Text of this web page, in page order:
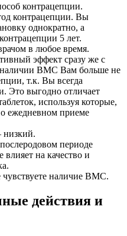
контрацепции.
контрацепции. Вы
однократно, а
5 лет.
в любое время.
эффект сразу же с
наличии ВМС Вам больше не
т.к. Вы всегда
Это выгодно отличает
используя которые,
ежедневном приеме
низкий.
периоде
на качество и
наличие ВМС.
действия и